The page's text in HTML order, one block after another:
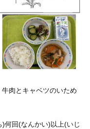
肉とキャベツのいため
何回(なんかい)以上(いじ